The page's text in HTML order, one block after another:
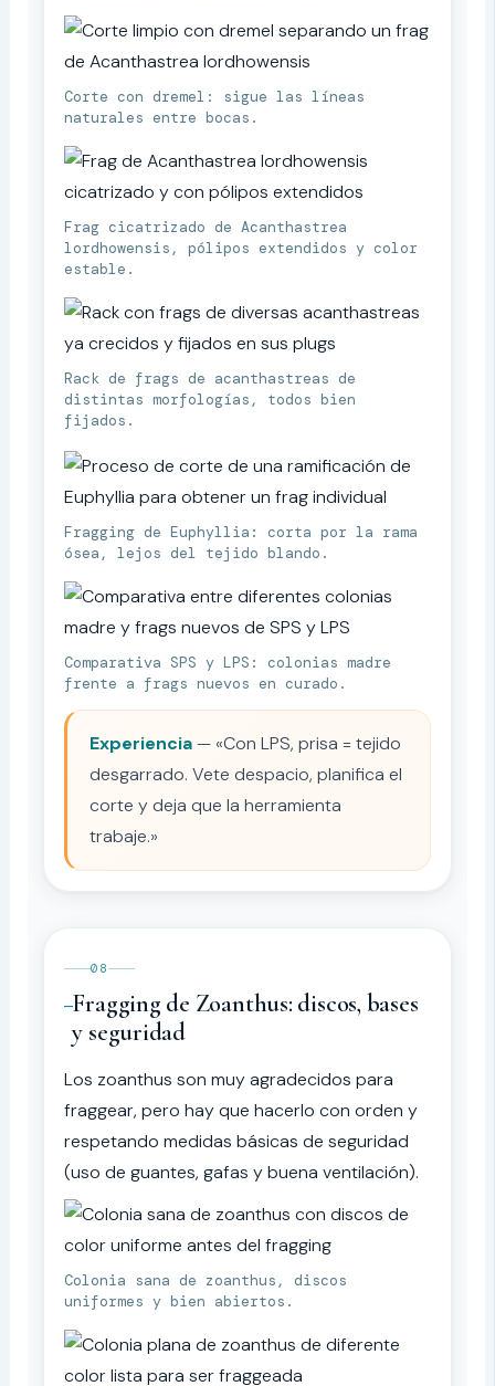
Corte con dremel: sigue las líneas
naturales entre bocas.
Frag cicatrizado de Acanthastrea
lordhowensis, pólipos extendidos y color
estable.
Rack de frags de acanthastreas de
distintas morfologías, todos bien
fijados.
Fragging de Euphyllia: corta por la rama
ósea, lejos del tejido blando.
Comparativa SPS y LPS: colonias madre
frente a frags nuevos en curado.
Experiencia— «Con LPS, prisa = tejido
desgarrado. Vete despacio, planifica el
corte y deja que la herramienta
trabaje.»
08
Fragging de Zoanthus: discos, bases
y seguridad
Los zoanthus son muy agradecidos para
fraggear, pero hay que hacerlo con orden y
respetando medidas básicas de seguridad
(uso de guantes, gafas y buena ventilación).
Colonia sana de zoanthus, discos
uniformes y bien abiertos.